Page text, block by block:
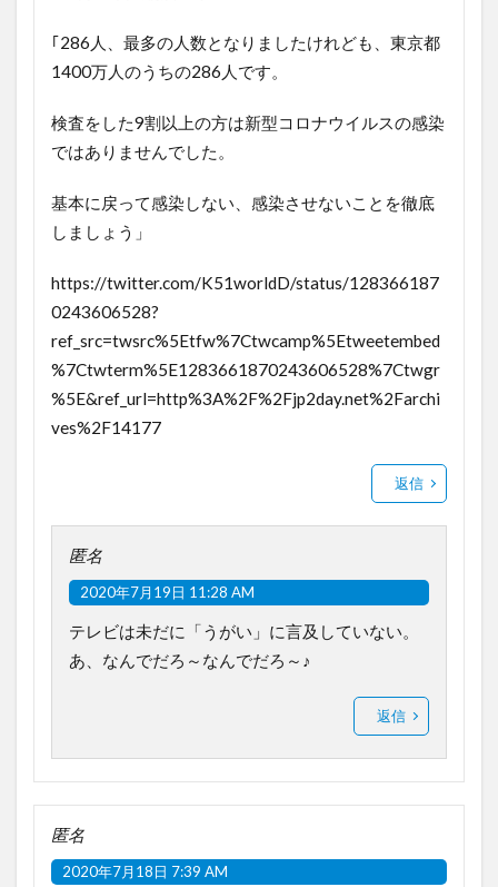
｢286人、最多の人数となりましたけれども、東京都
1400万人のうちの286人です。
検査をした9割以上の方は新型コロナウイルスの感染
ではありませんでした。
基本に戻って感染しない、感染させないことを徹底
しましょう」
https://twitter.com/K51worldD/status/128366187
0243606528?
ref_src=twsrc%5Etfw%7Ctwcamp%5Etweetembed
%7Ctwterm%5E1283661870243606528%7Ctwgr
%5E&ref_url=http%3A%2F%2Fjp2day.net%2Farchi
ves%2F14177
返信
匿名
2020年7月19日 11:28 AM
テレビは未だに「うがい」に言及していない。
あ、なんでだろ～なんでだろ～♪
返信
匿名
2020年7月18日 7:39 AM